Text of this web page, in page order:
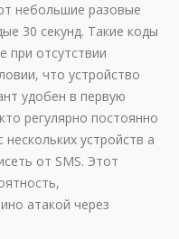
небольшие разовые
30 секунд. Такие коды
при отсутствии
что устройство
удобен в первую
регулярно постоянно
устройств а
от SMS. Этот
атакой через